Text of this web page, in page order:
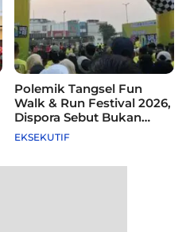
Polemik Tangsel Fun
Walk & Run Festival 2026,
Dispora Sebut Bukan
Agenda Pemkot
EKSEKUTIF